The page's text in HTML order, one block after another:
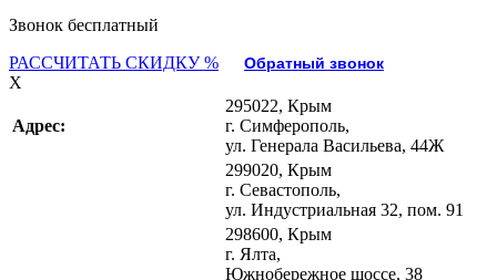
Звонок бесплатный
РАССЧИТАТЬ СКИДКУ %
Обратный звонок
X
Адрес:
295022, Крым
г. Симферополь,
ул. Генерала Васильева, 44Ж
299020, Крым
г. Севастополь,
ул. Индустриальная 32, пом. 91
298600, Крым
г. Ялта,
Южнобережное шоссе, 38